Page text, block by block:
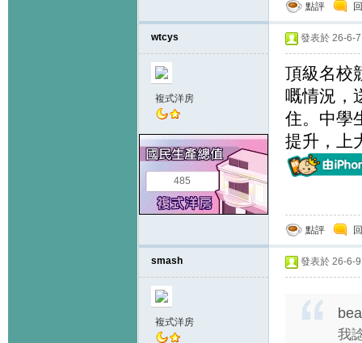
點評
wtcys
複式洋房
485
發表於 26-6-
頂級名校
嘅情況，
住。中學
提升，上
點評
smash
複式洋房
發表於 26-6-
我